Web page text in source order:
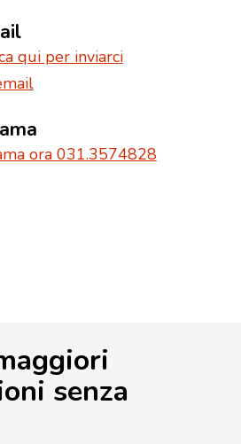
qui per inviarci
ora 031.3574828
senza